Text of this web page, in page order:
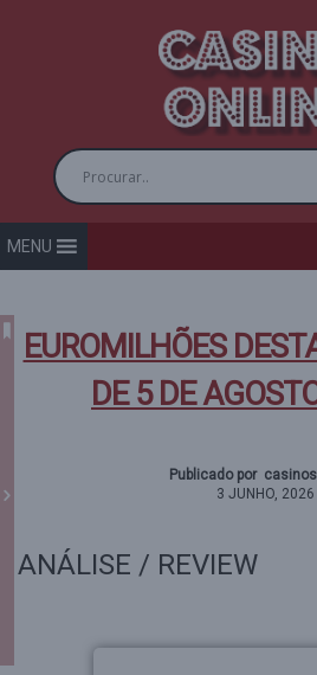
MENU
EUROMILHÕES
DE 5 DE
Publicado por
3 JUNHO, 2026
ANÁLISE / REVIEW